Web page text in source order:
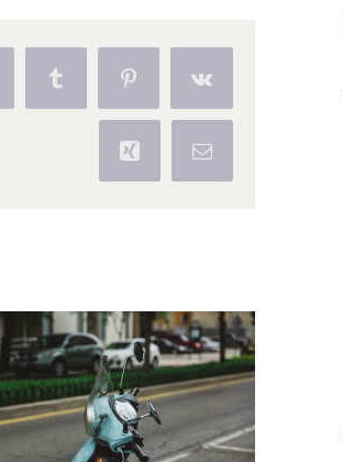
Tumblr PinterestVk
Xing
Correo
electrónico